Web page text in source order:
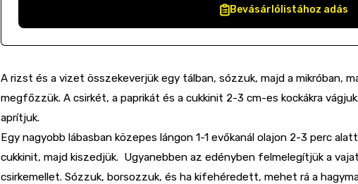
Bevásárlólistához adás
A rizst és a vizet összekeverjük egy tálban, sózzuk, majd a mikróban,
megfőzzük. A csirkét, a paprikát és a cukkinit 2-3 cm-es kockákra
aprítjuk.
Egy nagyobb lábasban közepes lángon 1-1 evőkanál olajon 2-3 perc
cukkinit, majd kiszedjük. Ugyanebben az edényben felmelegítjük a
csirkemellet. Sózzuk, borsozzuk, és ha kifehéredett, mehet rá a